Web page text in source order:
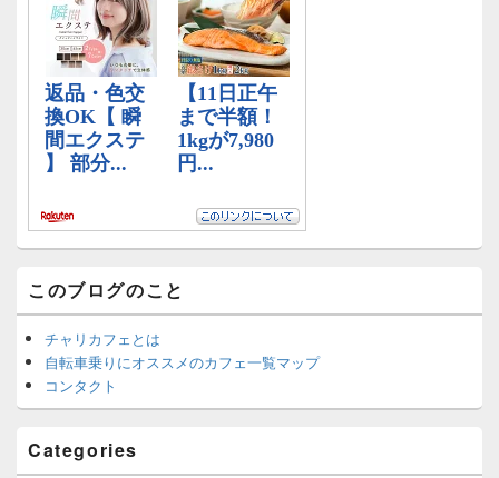
このブログのこと
チャリカフェとは
自転車乗りにオススメのカフェ一覧マップ
コンタクト
Categories